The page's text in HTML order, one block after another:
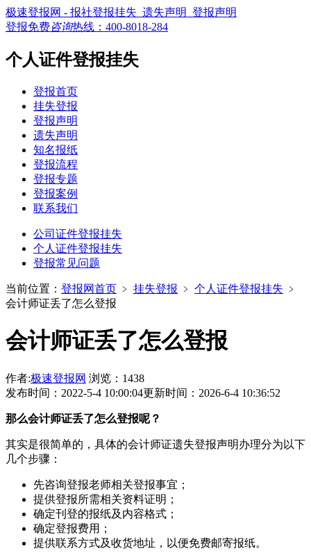
极速登报网 - 报社登报挂失_遗失声明_登报声明
登报免费咨询热线： 400-8018-284
个人证件登报挂失
登报首页
挂失登报
登报声明
遗失声明
知名报纸
登报流程
登报专题
登报案例
联系我们
公司证件登报挂失
个人证件登报挂失
登报常见问题
当前位置： 登报网首页 ﹥ 挂失登报 ﹥ 个人证件登报挂失 ﹥
会计师证丢了怎么登报
会计师证丢了怎么登报
作者:极速登报网 浏览：1438
发布时间：2022-5-4 10:00:04更新时间：2026-6-4 10:36:52
那么会计师证丢了怎么登报呢？
其实是很简单的，具体的会计师证遗失登报声明办理分为以下
几个步骤：
先咨询登报老师相关登报事宜；
提供登报所需相关资料证明；
确定刊登的报纸及内容格式；
确定登报费用；
提供联系方式及收货地址，以便免费邮寄报纸。